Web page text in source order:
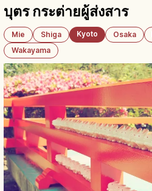
บุตร กระต่ายผู้ส่งสาร
Mie Shiga Kyoto Osaka
Wakayama